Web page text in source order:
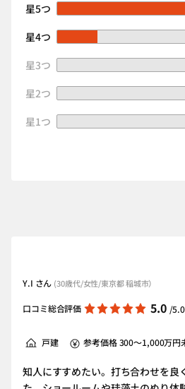
星5つ
星4つ
星3つ
星2つ
星1つ
Y.I さん (30歳代/女性/東京都 稲城市）
口コミ総合評価 5.0 /5.0
戸建 参考価格 300～1,000万円
知人にすすめたい。打ち合わせを良